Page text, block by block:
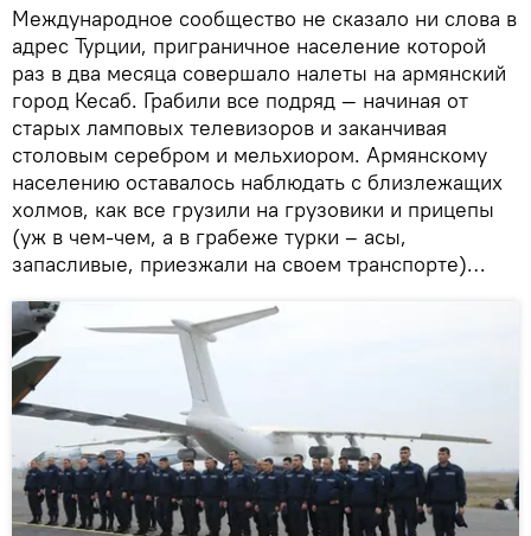
Международное сообщество не сказало ни слова в
адрес Турции, приграничное население которой
раз в два месяца совершало налеты на армянский
город Кесаб. Грабили все подряд — начиная от
старых ламповых телевизоров и заканчивая
столовым серебром и мельхиором. Армянскому
населению оставалось наблюдать с близлежащих
холмов, как все грузили на грузовики и прицепы
(уж в чем-чем, а в грабеже турки – асы,
запасливые, приезжали на своем транспорте)…